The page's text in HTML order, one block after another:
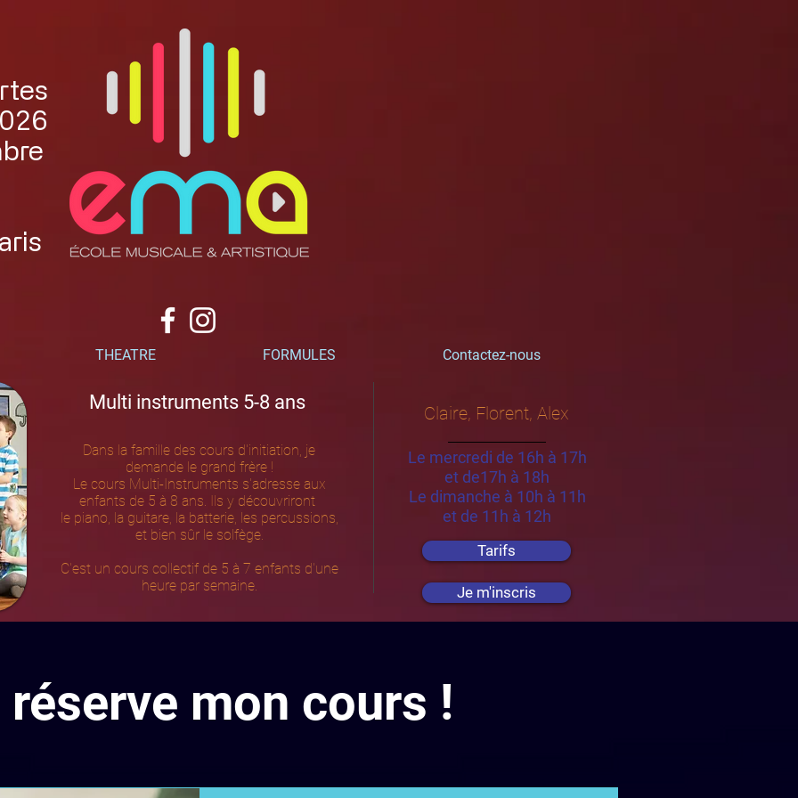
THEATRE FORMULES Contactez-nous
Multi instruments 5-8 ans
Dans la famille des cours d'initiation, je
demande le grand frère !
Le cours Multi-Instruments s'adresse aux
enfants de 5 à 8 ans. Ils y découvriront
le piano, la guitare, la batterie, les percussions,
et bien sûr le solfège.
C'est un cours collectif de 5 à 7 enfants d'une
heure par semaine.
Claire, Florent, Alex
Le mercredi de 16h à 17h
et de17h à 18h
Le dimanche à 10h à 11h
et de 11h à 12h
Tarifs
Je m'inscris
mon cours !